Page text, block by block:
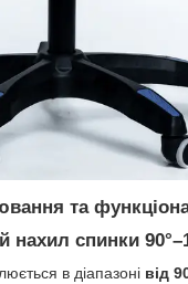
та
нахил спинки
в діапазоні від